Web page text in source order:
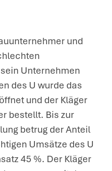
und
Unternehmen
des U wurde das
und der Kläger
bestellt. Bis zur
betrug der Anteil
Umsätze des U
45 %. Der Kläger